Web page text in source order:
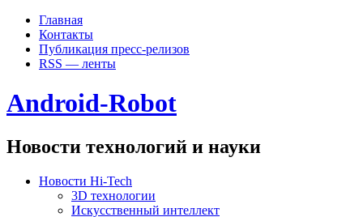
Главная
Контакты
Публикация пресс-релизов
RSS — ленты
Android-Robot
Новости технологий и науки
Новости Hi-Tech
3D технологии
Искусственный интеллект